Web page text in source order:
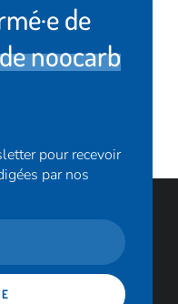
de
noocarb
pour recevoir
par nos